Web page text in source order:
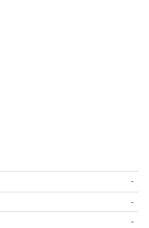
-
-
-